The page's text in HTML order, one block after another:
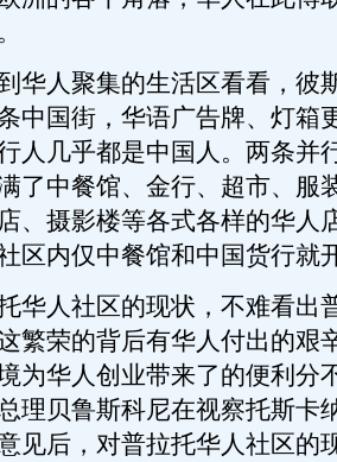
人聚集的生活区看看，彼
中国街，华语广告牌、灯箱
人几乎都是中国人。两条并
了中餐馆、金行、超市、服
、摄影楼等各式各样的华人
区内仅中餐馆和中国货行就
人社区的现状，不难看出
繁荣的背后有华人付出的艰
为华人创业带来了的便利分
理贝鲁斯科尼在视察托斯卡
见后，对普拉托华人社区的